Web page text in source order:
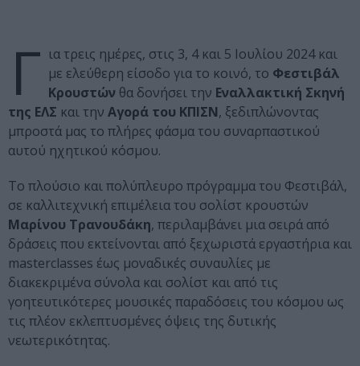
Γ ια τρεις ημέρες, στις 3, 4 και 5 Ιουλίου 2024 και
με ελεύθερη είσοδο για το κοινό, το Φεστιβάλ
Κρουστών θα δονήσει την Εναλλακτική Σκηνή
της ΕΛΣ και την Αγορά του ΚΠΙΣΝ, ξεδιπλώνοντας
μπροστά μας το πλήρες φάσμα του συναρπαστικού
αυτού ηχητικού κόσμου.
Το πλούσιο και πολύπλευρο πρόγραμμα του Φεστιβάλ,
σε καλλιτεχνική επιμέλεια του σολίστ κρουστών
Μαρίνου Τρανουδάκη, περιλαμβάνει μια σειρά από
δράσεις που εκτείνονται από ξεχωριστά εργαστήρια και
masterclasses έως μοναδικές συναυλίες με
διακεκριμένα σύνολα και σολίστ και από τις
γοητευτικότερες μουσικές παραδόσεις του κόσμου ως
τις πλέον εκλεπτυσμένες όψεις της δυτικής
νεωτερικότητας.